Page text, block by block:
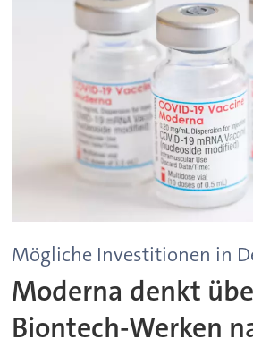
Mögliche Investitionen in
Moderna denkt
Biontech-Werken